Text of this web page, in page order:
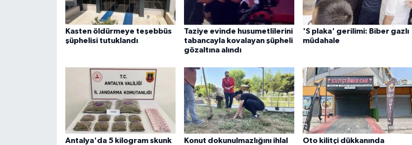
Kasten öldürmeye teşebbüs
şüphelisi tutuklandı
Taziye evinde husumetlilerini
tabancayla kovalayan şüpheli
gözaltına alındı
'S plaka' gerilimi: Biber gazlı
müdahale
Antalya'da 5 kilogram skunk
Konut dokunulmazlığını ihlal
Oto kilitçi dükkanında